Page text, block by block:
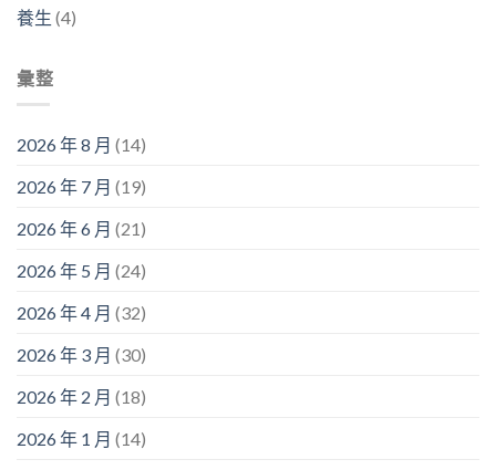
養生 (4)
彙整
2026 年 8 月 (14)
2026 年 7 月 (19)
2026 年 6 月 (21)
2026 年 5 月 (24)
2026 年 4 月 (32)
2026 年 3 月 (30)
2026 年 2 月 (18)
2026 年 1 月 (14)